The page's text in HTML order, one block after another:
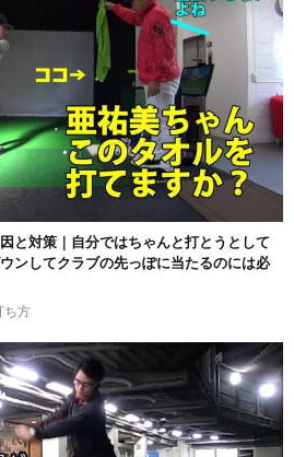
と対策｜自分ではちゃんと打とうとして
ンしてクラブの先っぽに当たるのには必
ち方